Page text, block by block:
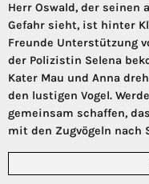
Herr Oswald, der seinen
Gefahr sieht, ist hinter
Freunde Unterstützung
der Polizistin Selena
Kater Mau und Anna
den lustigen Vogel.
gemeinsam schaffen,
mit den Zugvögeln nach